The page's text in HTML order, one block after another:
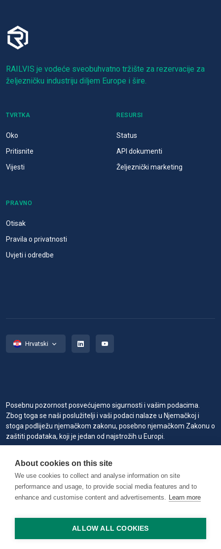
RAILVIS je vodeće sveobuhvatno tržište za rezervacije za
željezničku industriju diljem Europe i šire.
TVRTKA
Oko
Pritisnite
Vijesti
RESURSI
Status
API dokumenti
Željeznički marketing
PRAVNO
Otisak
Pravila o privatnosti
Uvjeti i odredbe
Hrvatski
Posebnu pozornost posvećujemo sigurnosti i vašim podacima.
Zbog toga se naši poslužitelji i vaši podaci nalaze u Njemačkoj i
stoga podliježu njemačkom zakonu, posebno njemačkom Zakonu o
zaštiti podataka, koji je jedan od najstrožih u Europi.
ovlašteni pružatelji usluga možemo koristiti kolačiće za
pohranjivanje informacija kako bismo vam pružili bolje, brže i
sigurnije iskustvo te u marketinške svrhe.
Copyright © 2026 RAILVIS. All rights reserved. Version 0.1.2 @
About cookies on this site
We use cookies to collect and analyse information on site
performance and usage, to provide social media features and to
enhance and customise content and advertisements. Learn more
ALLOW ALL COOKIES